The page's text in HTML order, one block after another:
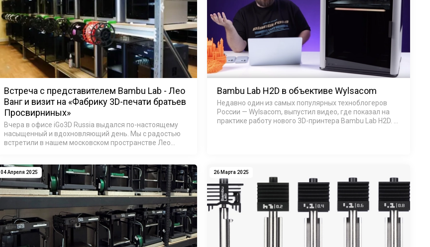
Встреча с представителем Bambu Lab - Лео
Ванг и визит на «Фабрику 3D-печати братьев
Просвирниных»
Вчера в офисе iGo3D Russia выдался по-настоящему
насыщенный и вдохновляющий день. Мы с радостью
встретили в нашем московском пространстве Лео
Bambu Lab H2D в объективе Wylsacom
Недавно один из самых популярных техноблогеров
России — Wylsacom, выпустил видео, где показал на
практике работу нового 3D-принтера Bambu Lab H2D. В
04 Апреля 2025 26 Марта 2025